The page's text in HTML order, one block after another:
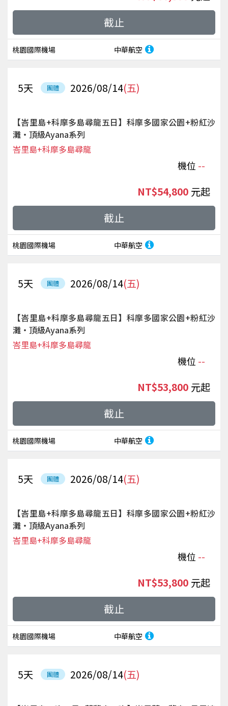
桃園國際機場 中華航空
截止
團體 2026/08/14(五)
5天
【峇里島+科摩多島尋龍五日】科摩多國家公園+粉紅沙
灘‧頂級Ayana系列
機位 --
峇里島+科摩多島尋龍
桃園國際機場 中華航空
NT$54,800 起
截止
團體 2026/08/14(五)
5天
【峇里島+科摩多島尋龍五日】科摩多國家公園+粉紅沙
灘‧頂級Ayana系列
機位 --
峇里島+科摩多島尋龍
桃園國際機場 中華航空
NT$53,800 起
截止
團體 2026/08/14(五)
5天
【峇里島+科摩多島尋龍五日】科摩多國家公園+粉紅沙
灘‧頂級Ayana系列
機位 --
峇里島+科摩多島尋龍
桃園國際機場 中華航空
NT$53,800 起
截止
團體 2026/08/14(五)
5天